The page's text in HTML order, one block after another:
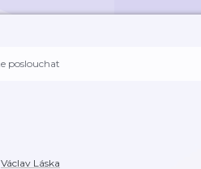
Václav Láska